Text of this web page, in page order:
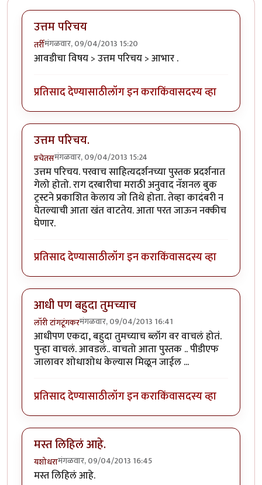
उत्तम परिचय
तर्रीमंगळवार, 09/04/2013 15:20
आवडीचा विषय > उत्तम परिचय > आभार .
प्रतिसाद देण्यासाठीलॉग इन कराकिंवासदस्य व्हा
उत्तम परिचय.
प्रचेतसमंगळवार, 09/04/2013 15:24
उत्तम परिचय. परवाच साहित्यदर्शनच्या पुस्तक प्रदर्शनात
गेलो होतो. राग दरबारीचा मराठी अनुवाद नॅशनल बुक
ट्रस्टने प्रकाशित केलाय जो तिथे होता. तेव्हा कादंबरी न
घेतल्याची आता खंत वाटतेय. आता परत जाऊन नक्कीच
घेणार.
प्रतिसाद देण्यासाठीलॉग इन कराकिंवासदस्य व्हा
आधी पण बहुदा तुमच्याच
लॉरी टांगटूंगकरमंगळवार, 09/04/2013 16:41
आधीपण एकदा, बहुदा तुमच्याच ब्लॉग वर वाचलं होतं.
पुन्हा वाचलं. आवडलं.. वाचतो आता पुस्तक .. पीडीएफ
जालावर शोधाशोध केल्यास मिळून जाईल ...
प्रतिसाद देण्यासाठीलॉग इन कराकिंवासदस्य व्हा
मस्त लिहिलं आहे.
यशोधरामंगळवार, 09/04/2013 16:45
मस्त लिहिलं आहे.